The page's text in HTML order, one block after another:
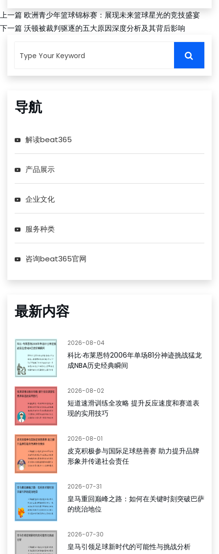
上一篇 欧洲青少年篮球锦标赛：展现未来篮球星光的竞技盛宴
下一篇 沃顿被裁判驱逐的五大原因深度分析及其背后影响
导航
解读beat365
产品展示
企业文化
服务种类
咨询beat365官网
最新内容
2026-08-04
科比·布莱恩特2006年单场81分神迹挑战猛龙
成NBA历史经典瞬间
2026-08-02
短道速滑训练全攻略 提升反应速度和赛道表
现的实用技巧
2026-08-01
皮克积极参与国际足球慈善赛 助力提升品牌
形象并传递社会责任
2026-07-31
皇马重回巅峰之路：如何在关键时刻突破巴萨
的统治地位
2026-07-30
皇马引领足球新时代的可能性与挑战分析